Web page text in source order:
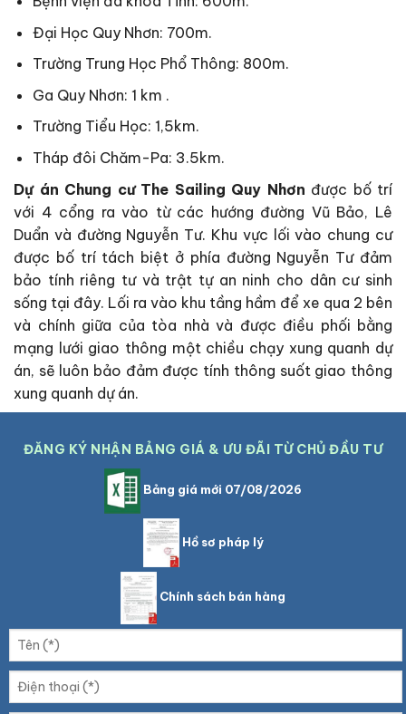
Đại Học Quy Nhơn: 700m.
Trường Trung Học Phổ Thông: 800m.
Ga Quy Nhơn: 1 km .
Trường Tiểu Học: 1,5km.
Tháp đôi Chăm-Pa: 3.5km.
Dự án Chung cư The Sailing Quy Nhơn được bố trí
với 4 cổng ra vào từ các hướng đường Vũ Bảo, Lê
Duẩn và đường Nguyễn Tư. Khu vực lối vào chung cư
được bố trí tách biệt ở phía đường Nguyễn Tư đảm
bảo tính riêng tư và trật tự an ninh cho dân cư sinh
sống tại đây. Lối ra vào khu tầng hầm để xe qua 2 bên
và chính giữa của tòa nhà và được điều phối bằng
mạng lưới giao thông một chiều chạy xung quanh dự
án, sẽ luôn bảo đảm được tính thông suốt giao thông
xung quanh dự án.
ĐĂNG KÝ NHẬN BẢNG GIÁ & ƯU ĐÃI TỪ CHỦ ĐẦU TƯ
Bảng giá mới 07/08/2026
Hồ sơ pháp lý
Chính sách bán hàng